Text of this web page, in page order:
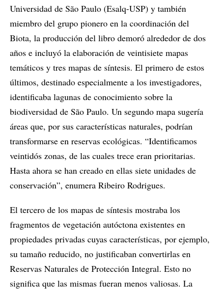
Universidad de São Paulo (Esalq-USP) y también
miembro del grupo pionero en la coordinación del
Biota, la producción del libro demoró alrededor de dos
años e incluyó la elaboración de veintisiete mapas
temáticos y tres mapas de síntesis. El primero de estos
últimos, destinado especialmente a los investigadores,
identificaba lagunas de conocimiento sobre la
biodiversidad de São Paulo. Un segundo mapa sugería
áreas que, por sus características naturales, podrían
transformarse en reservas ecológicas. “Identificamos
veintidós zonas, de las cuales trece eran prioritarias.
Hasta ahora se han creado en ellas siete unidades de
conservación”, enumera Ribeiro Rodrigues.
El tercero de los mapas de síntesis mostraba los
fragmentos de vegetación autóctona existentes en
propiedades privadas cuyas características, por ejemplo,
su tamaño reducido, no justificaban convertirlas en
Reservas Naturales de Protección Integral. Esto no
significa que las mismas fueran menos valiosas. La